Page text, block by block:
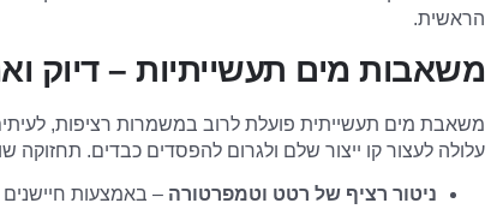
הראשית.
משאבות מים תעשייתיות – דיוק
עלולה לעצור קו ייצור שלם ולגרום להפסדים כבדים.
ניטור רציף של רטט וטמפרטורה – באמצעות